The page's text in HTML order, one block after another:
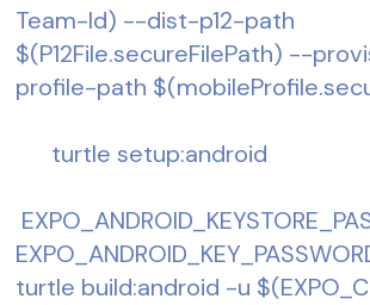
Team-Id) --dist-p12-path
$(P12File.secureFilePath) --
profile-path
turtle setup:android
turtle build:android -u